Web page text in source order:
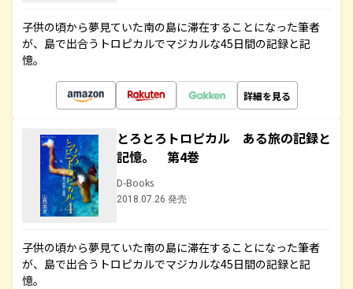
子供の頃から夢見ていた南の島に滞在することになった筆者
が、島で出合うトロピカルでマジカルな45日間の記録と記
憶。
詳細を見る
とろとろトロピカル ある旅の記録と
記憶。 第4巻
D-Books
2018.07.26 発売
子供の頃から夢見ていた南の島に滞在することになった筆者
が、島で出合うトロピカルでマジカルな45日間の記録と記
憶。